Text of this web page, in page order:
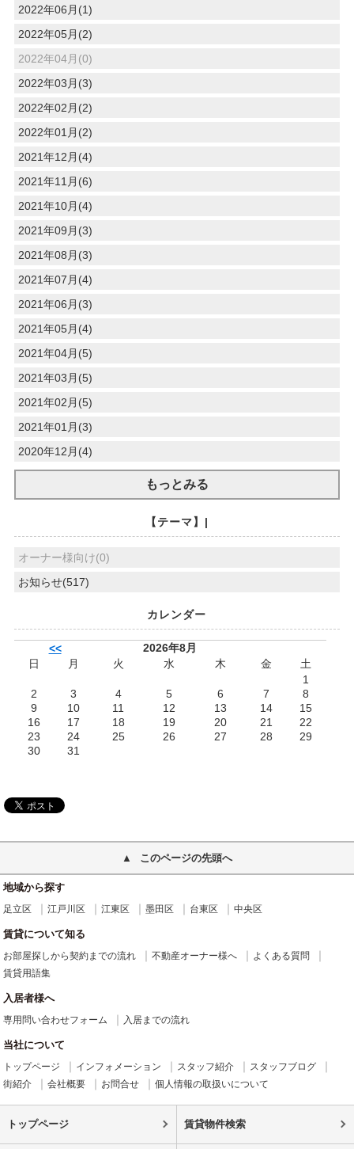
2022年06月(1)
2022年05月(2)
2022年04月(0)
2022年03月(3)
2022年02月(2)
2022年01月(2)
2021年12月(4)
2021年11月(6)
2021年10月(4)
2021年09月(3)
2021年08月(3)
2021年07月(4)
2021年06月(3)
2021年05月(4)
2021年04月(5)
2021年03月(5)
2021年02月(5)
2021年01月(3)
2020年12月(4)
もっとみる
【テーマ】|
オーナー様向け(0)
お知らせ(517)
カレンダー
<<
2026年8月
日
月 火 水 木 金
土
1
2
3 4 5 6 7
8
9
10 11 12 13 14
15
16
17 18 19 20 21
22
23
24 25 26 27 28
29
30
31
このページの先頭へ
地域から探す
足立区 江戸川区 江東区 墨田区 台東区 中央区
賃貸について知る
お部屋探しから契約までの流れ 不動産オーナー様へ
よくある質問
賃貸用語集
入居者様へ
専用問い合わせフォーム 入居までの流れ
当社について
トップページ インフォメーション スタッフ紹介
スタッフブログ
街紹介
会社概要 お問合せ 個人情報の取扱いについて
トップページ 賃貸物件検索